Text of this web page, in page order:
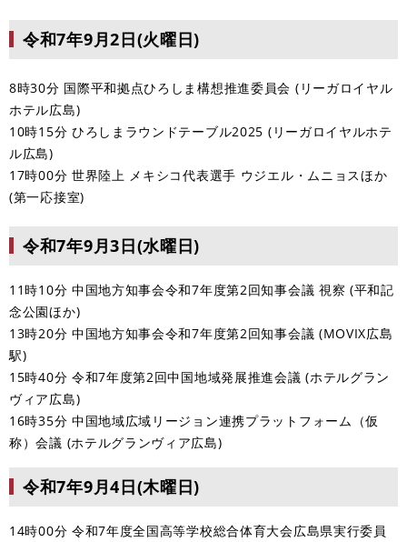
令和7年9月2日(火曜日)
8時30分 国際平和拠点ひろしま構想推進委員会 (リーガロイヤル
ホテル広島)
10時15分 ひろしまラウンドテーブル2025 (リーガロイヤルホテ
ル広島)
17時00分 世界陸上 メキシコ代表選手 ウジエル・ムニョスほか
(第一応接室)​
令和7年9月3日(水曜日)
11時10分 中国地方知事会令和7年度第2回知事会議 視察 (平和記
念公園ほか)
13時20分 中国地方知事会令和7年度第2回知事会議 (MOVIX広島
駅)
15時40分 令和7年度第2回中国地域発展推進会議 (ホテルグラン
ヴィア広島)
16時35分 中国地域広域リージョン連携プラットフォーム（仮
称）会議 (ホテルグランヴィア広島)
令和7年9月4日(木曜日)
14時00分 令和7年度全国高等学校総合体育大会広島県実行委員